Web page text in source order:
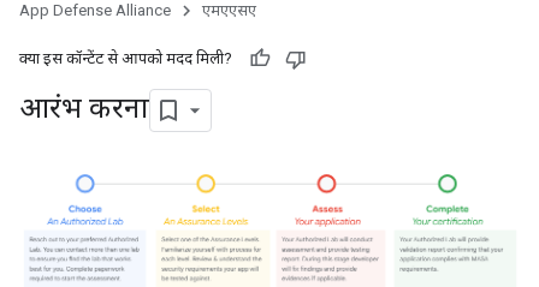
App Defense Alliance एमएएसए
क्या इस कॉन्टेंट से आपको मदद मिली?
आरंभ करना